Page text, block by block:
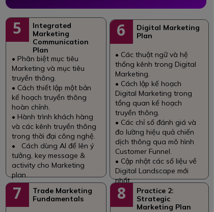
Integrated
Marketing
Communication
Plan
• Phân biệt mục tiêu
Marketing và mục tiêu
truyền thông.
• Cách thiết lập một bản
kế hoạch truyền thông
hoàn chỉnh.
• Hành trình khách hàng
và các kênh truyền thông
trong thời đại công nghệ.
• Cách dùng AI để lên ý
tưởng, key message &
activity cho Marketing
plan.
5
Digital Marketing
Plan
• Các thuật ngữ và hệ
thống kênh trong Digital
Marketing.
• Cách lập kế hoạch
Digital Marketing trong
tổng quan kế hoạch
truyền thông.
• Các chỉ số đánh giá và
đo lường hiệu quả chiến
dịch thông qua mô hình
Customer Funnel.
• Cập nhật các số liệu về
Digital Landscape mới
nhất.
6
Practice 2:
Strategic
Marketing Plan
8
Trade Marketing
Fundamentals
7